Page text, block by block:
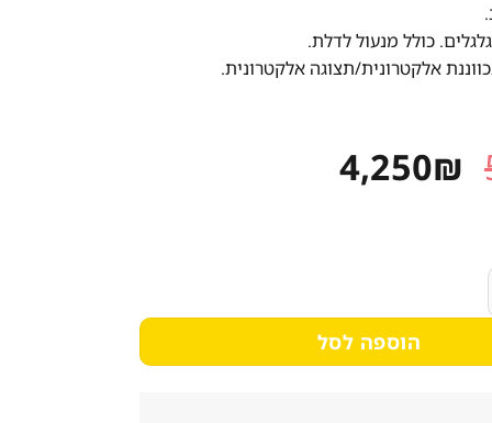
כולל מנעול לדלת.
אלקטרונית/תצוגה אלקטרונית.
המחיר
המקורי
4,250₪ המחיר
תעשייתי דלפקי דלת זכוכית אחת רוחב 60 ס”מ עומק 64 ס"מ
הוספה לסל